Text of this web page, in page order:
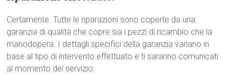
Certamente. Tutte le riparazioni sono coperte da una
garanzia di qualità che copre sia i pezzi di ricambio che la
manodopera. I dettagli specifici della garanzia variano in
base al tipo di intervento effettuato e ti saranno comunicati
al momento del servizio.